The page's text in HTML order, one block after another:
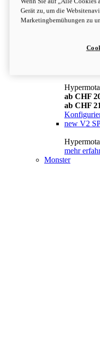
newV2
ab CHF
ab CHF
ab CHF
new V2
mehr
Monster
Gerät zu, um die
Marketingbemühungen zu